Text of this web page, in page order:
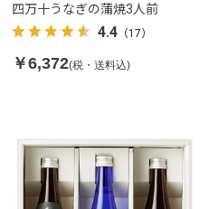
四万十うなぎの蒲焼3人前
4.4 （17）
￥6,372(税・送料込)